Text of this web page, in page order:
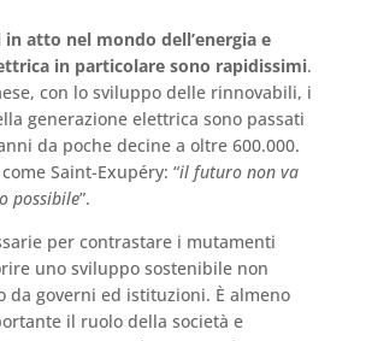
atto nel mondo dell’energia e
in particolare sono rapidissimi.
con lo sviluppo delle rinnovabili, i
generazione elettrica sono passati
da poche decine a oltre 600.000.
Saint-Exupéry: “il futuro non va
possibile”.
per contrastare i mutamenti
uno sviluppo sostenibile non
da governi ed istituzioni. È almeno
il ruolo della società e